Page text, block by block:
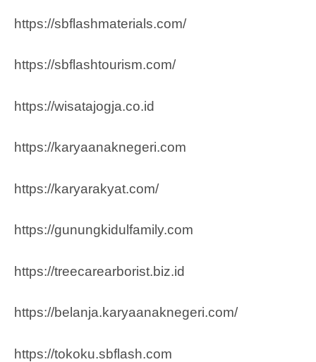
https://sbflashmaterials.com/
https://sbflashtourism.com/
https://wisatajogja.co.id
https://karyaanaknegeri.com
https://karyarakyat.com/
https://gunungkidulfamily.com
https://treecarearborist.biz.id
https://belanja.karyaanaknegeri.com/
https://tokoku.sbflash.com